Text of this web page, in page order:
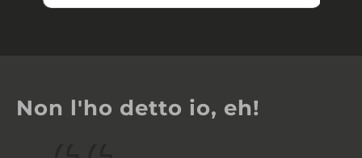
Non l'ho detto io, eh!